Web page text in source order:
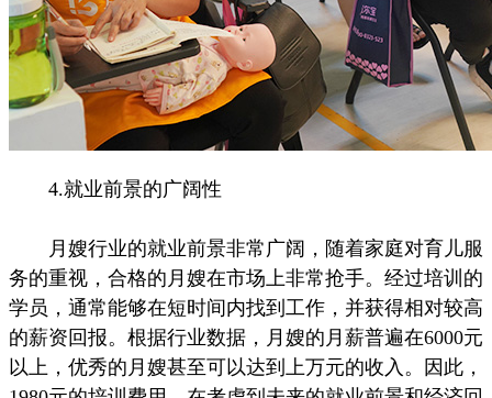
4.就业前景的广阔性
月嫂行业的就业前景非常广阔，随着家庭对育儿服
务的重视，合格的月嫂在市场上非常抢手。经过培训的
学员，通常能够在短时间内找到工作，并获得相对较高
的薪资回报。根据行业数据，月嫂的月薪普遍在6000元
以上，优秀的月嫂甚至可以达到上万元的收入。因此，